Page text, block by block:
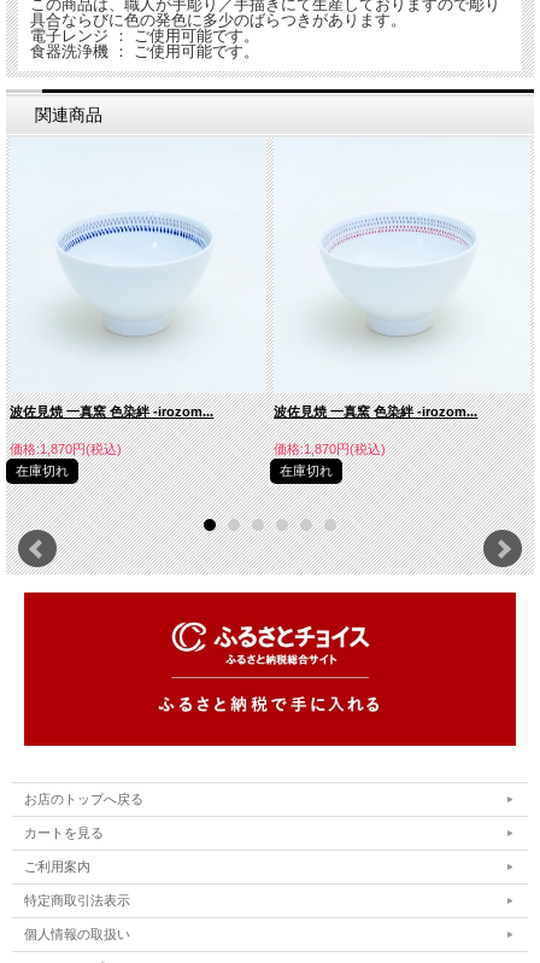
この商品は、職人が手彫り／手描きにて生産しておりますので彫り
具合ならびに色の発色に多少のばらつきがあります。
電子レンジ ： ご使用可能です。
食器洗浄機 ： ご使用可能です。
関連商品
波佐見焼 一真窯 色染絆 -irozom...
価格:1,870円(税込)
在庫切れ
波佐見焼 一真窯 色染絆 -irozom...
価格:1,870円(税込)
在庫切れ
お店のトップへ戻る
カートを見る
ご利用案内
特定商取引法表示
個人情報の取扱い